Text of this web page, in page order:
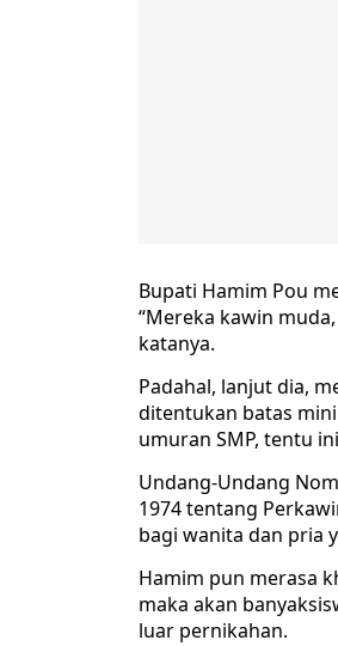
Bupati Hamim Pou
“Mereka kawin
katanya.
Padahal, lanjut dia,
ditentukan batas
umuran SMP, tentu
Undang-Undang
1974 tentang
bagi wanita dan pria
Hamim pun merasa
maka akan
luar pernikahan.